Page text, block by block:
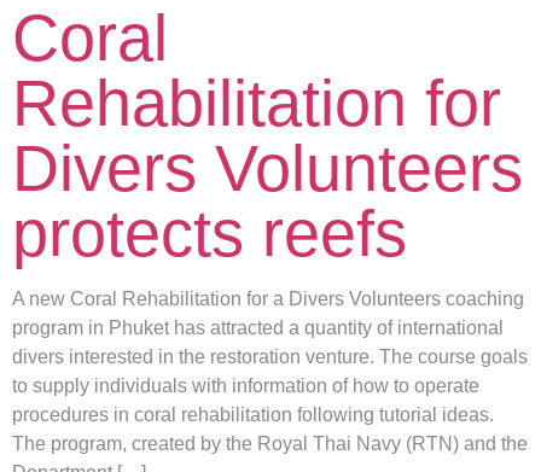
Coral
Rehabilitation for
Divers Volunteers
protects reefs
A new Coral Rehabilitation for a Divers Volunteers coaching
program in Phuket has attracted a quantity of international
divers interested in the restoration venture. The course goals
to supply individuals with information of how to operate
procedures in coral rehabilitation following tutorial ideas.
The program, created by the Royal Thai Navy (RTN) and the